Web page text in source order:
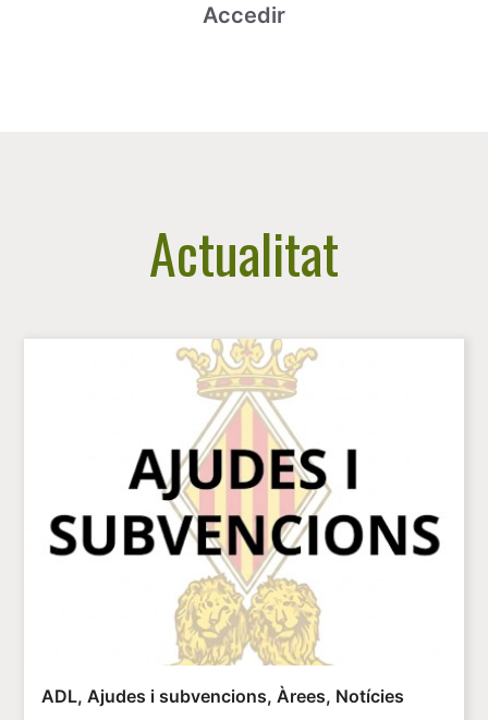
Accedir
Actualitat
ADL, Ajudes i subvencions, Àrees, Notícies